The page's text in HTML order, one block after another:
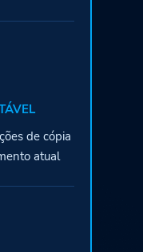
de cópia
atual